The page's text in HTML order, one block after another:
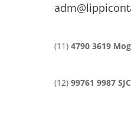
(11) 4790 3619
(12) 99761 9987 SJC